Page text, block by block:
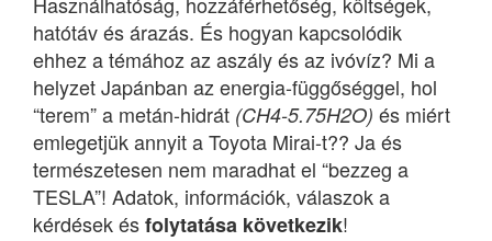
hatótáv és árazás. És hogyan kapcsolódik
ehhez a témához az aszály és az ivóvíz? Mi a
helyzet Japánban az energia-függőséggel, hol
“terem” a metán-hidrát (CH4-5.75H2O) és miért
emlegetjük annyit a Toyota Mirai-t?? Ja és
természetesen nem maradhat el “bezzeg a
TESLA”! Adatok, információk, válaszok a
kérdések ésfolytatása következik!